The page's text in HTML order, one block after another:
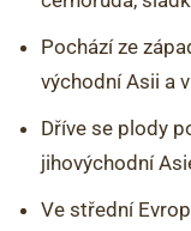
Pochází ze
východní Asii a
Dříve se plody
jihovýchodní
Ve střední